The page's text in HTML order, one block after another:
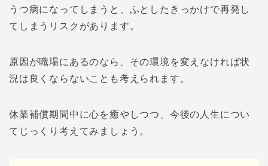
うつ病になってしまうと、ふとしたきっかけで再発し
てしまうリスクがあります。
原因が職場にあるのなら、その環境を変えなければ状
況は良くならないことも考えられます。
休業補償期間中に心を癒やしつつ、今後の人生につい
てじっくり考えてみましょう。